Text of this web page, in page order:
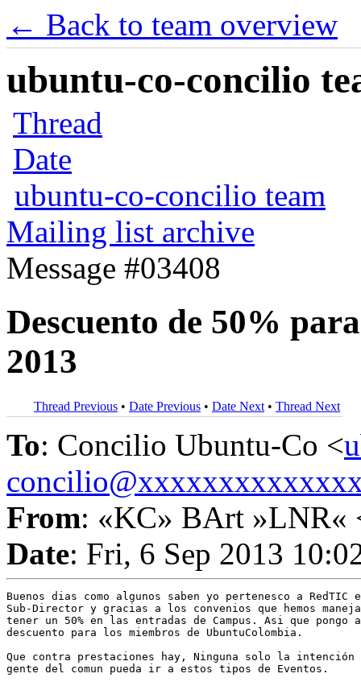
← Back to team overview
ubuntu-co-concilio
Thread
Date
ubuntu-co-concilio team
Mailing list archive
Message #03408
Descuento de 50%
2013
Thread Previous • Date Previous • Date Next • Thread Next
To: Concilio Ubuntu-Co <
From: «KC» BArt »LNR«
Date: Fri, 6 Sep 2013
Buenos dias como algunos saben yo pertenesco a
Sub-Director y gracias a los convenios que hemos
tener un 50% en las entradas de Campus. Asi que
descuento para los miembros de UbuntuColombia.
Que contra prestaciones hay, Ninguna solo la
gente del comun pueda ir a estos tipos de Eventos.